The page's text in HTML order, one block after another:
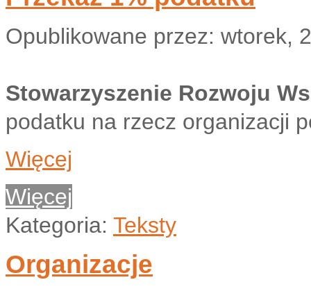
Opublikowane przez: wtorek,
Stowarzyszenie Rozwoju
podatku na rzecz organizacji
Więcej
Więcej
Kategoria: Teksty
Organizacje